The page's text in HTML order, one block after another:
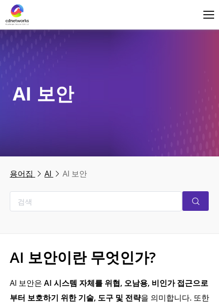
AI 보안
용어집 AI AI 보안
AI 보안이란 무엇인가?
AI 보안은 AI 시스템 자체를 위협, 오남용, 비인가 접근으로
부터 보호하기 위한 기술, 도구 및 전략을 의미합니다. 또한